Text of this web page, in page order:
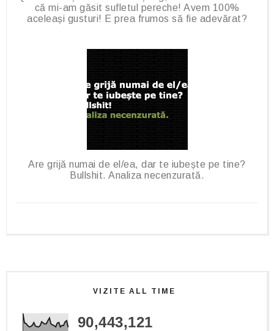
că mi-am găsit sufletul pereche! Avem 100%
aceleași gusturi! E prea frumos să fie adevărat?
Are grijă numai de el/ea, dar te iubește pe tine?
Bullshit. Analiza necenzurată.
VIZITE ALL TIME
90,443,121